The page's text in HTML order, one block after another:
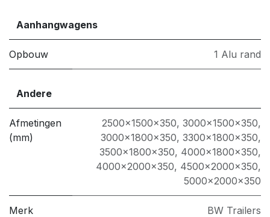
Aanhangwagens
Opbouw 1 Alu rand
Andere
Afmetingen
(mm)
2500x1500x350, 3000x1500x350,
3000x1800x350, 3300x1800x350,
3500x1800x350, 4000x1800x350,
4000x2000x350, 4500x2000x350,
5000x2000x350
Merk BW Trailers